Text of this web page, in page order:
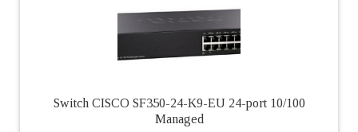
Switch CISCO SF350-24-K9-EU 24-port 10/100
Managed